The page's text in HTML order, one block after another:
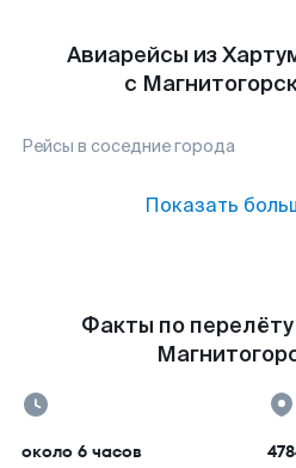
Авиарейсы из
с
Рейсы в соседние города
Показать
Факты по перелёту
около 6 часов